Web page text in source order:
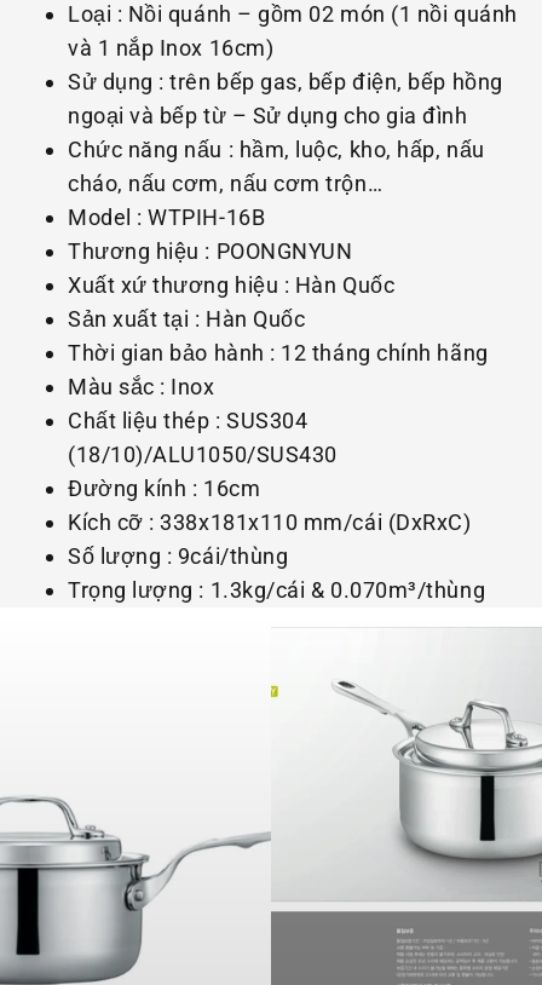
Loại : Nồi quánh – gồm 02 món (1 nồi quánh
và 1 nắp Inox 16cm)
Sử dụng : trên bếp gas, bếp điện, bếp hồng
ngoại và bếp từ – Sử dụng cho gia đình
Chức năng nấu : hầm, luộc, kho, hấp, nấu
cháo, nấu cơm, nấu cơm trộn…
Model : WTPIH-16B
Thương hiệu : POONGNYUN
Xuất xứ thương hiệu : Hàn Quốc
Sản xuất tại : Hàn Quốc
Thời gian bảo hành : 12 tháng chính hãng
Màu sắc : Inox
Chất liệu thép : SUS304
(18/10)/ALU1050/SUS430
Đường kính : 16cm
Kích cỡ : 338x181x110 mm/cái (DxRxC)
Số lượng : 9cái/thùng
Trọng lượng : 1.3kg/cái & 0.070m³/thùng